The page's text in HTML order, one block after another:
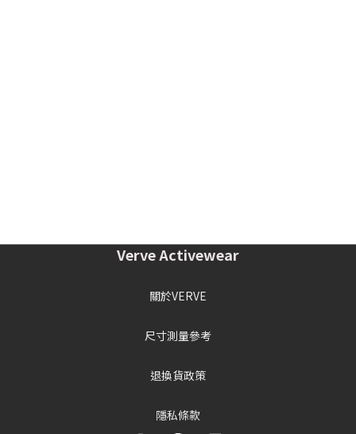
Verve Activewear
關於VERVE
尺寸測量參考
退換貨政策
隱私條款